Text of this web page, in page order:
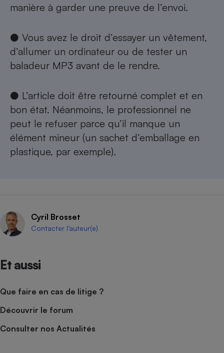
manière à garder une preuve de l’envoi.
● Vous avez le droit d’essayer un vêtement,
d’allumer un ordinateur ou de tester un
baladeur MP3 avant de le rendre.
● L’article doit être retourné complet et en
bon état. Néanmoins, le professionnel ne
peut le refuser parce qu’il manque un
élément mineur (un sachet d’emballage en
plastique, par exemple).
Cyril Brosset
Contacter l’auteur(e)
Et aussi
Que faire en cas de litige ?
Découvrir le forum
Consulter nos Actualités